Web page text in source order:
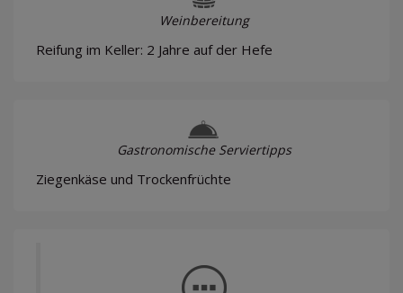
Weinbereitung
Reifung im Keller: 2 Jahre auf der Hefe
Gastronomische Serviertipps
Ziegenkäse und Trockenfrüchte